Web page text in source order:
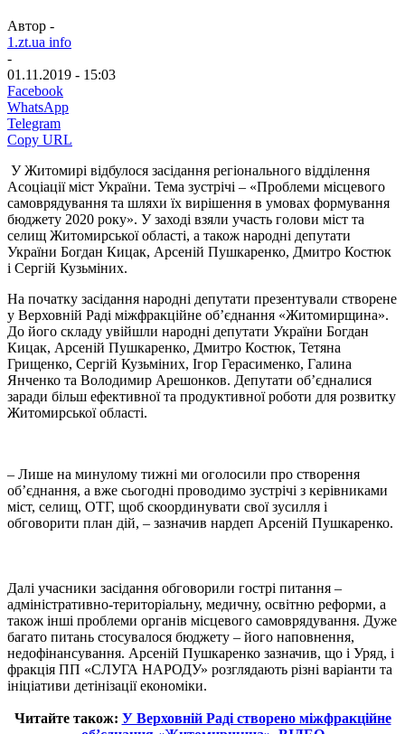
Автор -
1.zt.ua info
-
01.11.2019 - 15:03
Facebook
WhatsApp
Telegram
Copy URL
У Житомирі відбулося засідання регіонального відділення
Асоціації міст України. Тема зустрічі – «Проблеми місцевого
самоврядування та шляхи їх вирішення в умовах формування
бюджету 2020 року». У заході взяли участь голови міст та
селищ Житомирської області, а також народні депутати
України Богдан Кицак, Арсеній Пушкаренко, Дмитро Костюк
і Сергій Кузьміних.
На початку засідання народні депутати презентували створене
у Верховній Раді міжфракційне об’єднання «Житомирщина».
До його складу увійшли народні депутати України Богдан
Кицак, Арсеній Пушкаренко, Дмитро Костюк, Тетяна
Грищенко, Сергій Кузьміних, Ігор Герасименко, Галина
Янченко та Володимир Арешонков. Депутати об’єдналися
заради більш ефективної та продуктивної роботи для розвитку
Житомирської області.
– Лише на минулому тижні ми оголосили про створення
об’єднання, а вже сьогодні проводимо зустрічі з керівниками
міст, селищ, ОТГ, щоб скоординувати свої зусилля і
обговорити план дій, – зазначив нардеп Арсеній Пушкаренко.
Далі учасники засідання обговорили гострі питання –
адміністративно-територіальну, медичну, освітню реформи, а
також інші проблеми органів місцевого самоврядування. Дуже
багато питань стосувалося бюджету – його наповнення,
недофінансування. Арсеній Пушкаренко зазначив, що і Уряд, і
фракція ПП «СЛУГА НАРОДУ» розглядають різні варіанти та
ініціативи детінізації економіки.
Читайте також: У Верховній Раді створено міжфракційне